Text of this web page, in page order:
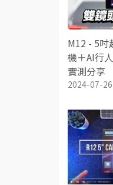
M12 - 5吋
機＋AI行
實測分享
2024-07-26